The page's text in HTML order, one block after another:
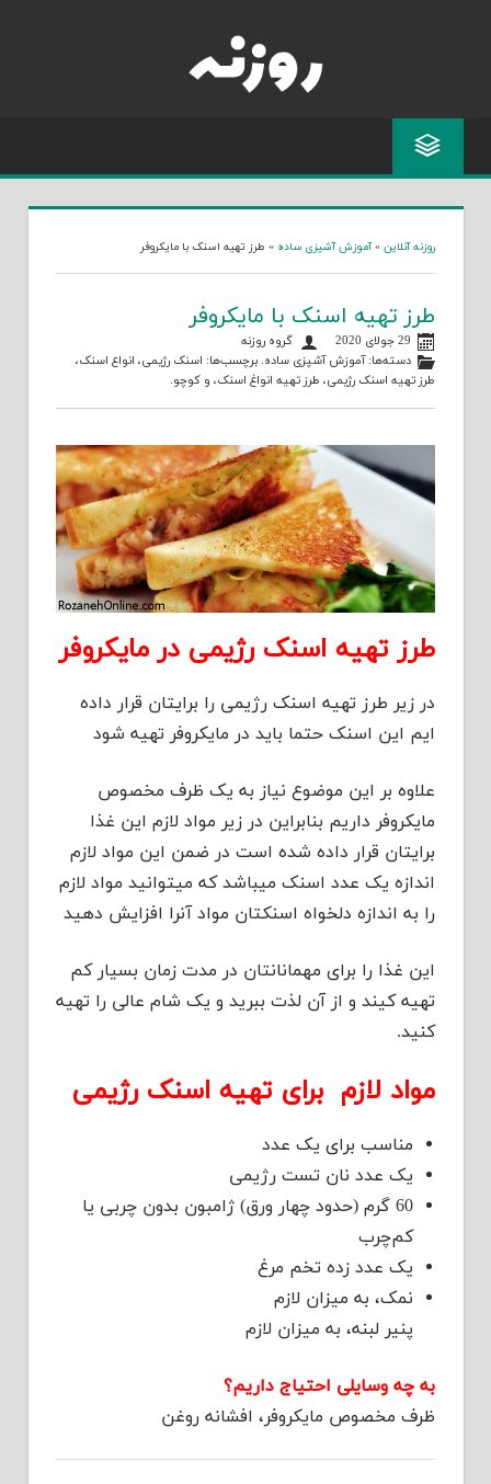
روزنه آنلاین »آموزش آشپزی ساده » طرز تهیه اسنک با مایکروفر
طرز تهیه اسنک با مایکروفر
29 جولای 2020
گروه روزنه
دسته‌ها:آموزش آشپزی ساده. برچسب‌ها: اسنک رژیمی، انواع اسنک،
طرز تهیه اسنک رژیمی، طرز تهیه انواغ اسنک، و کوچو.
طرز تهیه اسنک رژیمی در مایکروفر
در زیر طرز تهیه اسنک رژیمی را برایتان قرار داده
ایم این اسنک حتما باید در مایکروفر تهیه شود
علاوه بر این موضوع نیاز به یک ظرف مخصوص
مایکروفر داریم بنابراین در زیر مواد لازم این غذا
برایتان قرار داده شده است در ضمن این مواد لازم
اندازه یک عدد اسنک میباشد که میتوانید مواد لازم
را به اندازه دلخواه اسنکتان مواد آنرا افزایش دهید
این غذا را برای مهمانانتان در مدت زمان بسیار کم
تهیه کیند و از آن لذت ببرید و یک شام عالی را تهیه
کنید.
مواد لازم برای تهیه اسنک رژیمی
مناسب برای یک عدد
یک عدد نان تست رژیمی
60 گرم (حدود چهار ورق) ژامبون بدون چربی یا
کم‌چرب
یک عدد زده تخم مرغ
نمک، به میزان لازم
پنیر لبنه، به میزان لازم
به چه وسایلی احتیاج داریم؟
ظرف مخصوص مایکروفر، افشانه روغن